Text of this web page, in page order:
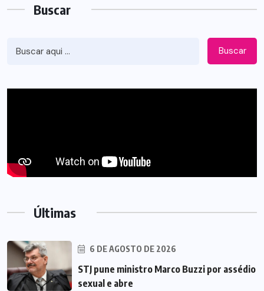
Buscar
Buscar
Últimas
6 DE AGOSTO DE 2026
STJ pune ministro Marco Buzzi por assédio
sexual e abre